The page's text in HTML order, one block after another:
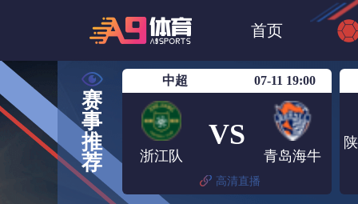
首页
NBA
赛
事
推
荐
中超 07-11 19:00
浙江队
VS
青岛海牛
高清直播